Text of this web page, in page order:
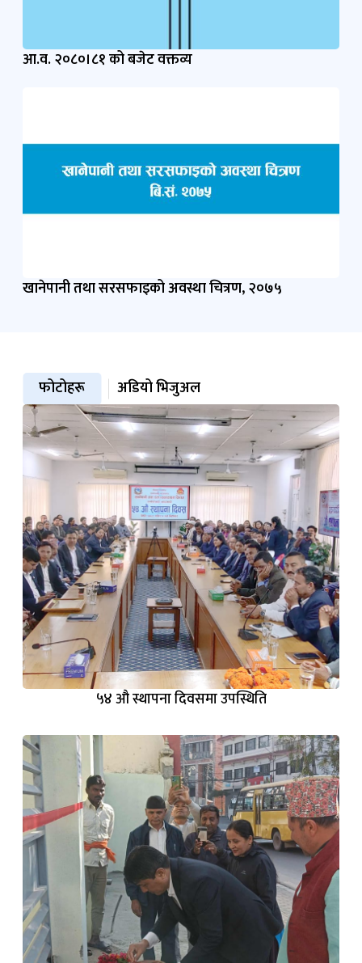
आ.व. २०८०।८१ को बजेट वक्तव्य
खानेपानी तथा सरसफाइको अवस्था चित्रण, २०७५
फोटोहरू अडियो भिजुअल
५४ औ स्थापना दिवसमा उपस्थिति